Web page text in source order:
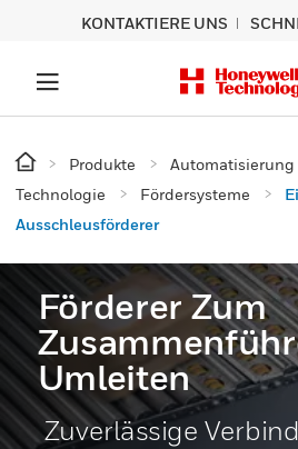
KONTAKTIERE UNS
Produkte Automatisierung
Technologie
Fördersysteme
Ausschleusförderer
Förderer Zum
Umleiten
Zuverlässige